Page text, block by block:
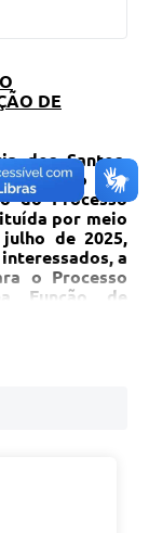
DE
dos Santos,
e a
do Processo
por meio
de 2025,
a
o Processo
Função de